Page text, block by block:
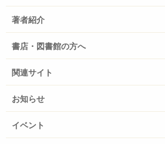
著者紹介
書店・図書館の方へ
関連サイト
お知らせ
イベント